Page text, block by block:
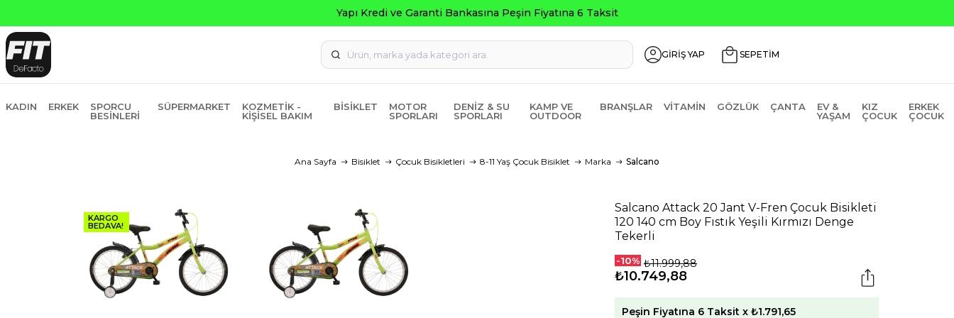
Seçili Ürünlerde ₺2000 Üzeri ₺200 İndirim Kodu: AGUSTOS200
GİRİŞ YAP SEPETİM
KADIN ERKEK
SPORCU
BESINLERI
SÜPERMARKET
KOZMETIK -
KIŞISEL BAKIM
BISIKLET
MOTOR
SPORLARI
DENIZ & SU
SPORLARI
KAMP VE
OUTDOOR
BRANŞLAR VITAMIN GÖZLÜK ÇANTA
EV &
YAŞAM
KIZ
ÇOCUK
ERKEK
ÇOCUK
Ana Sayfa Bisiklet Çocuk Bisikletleri 8-11 Yaş Çocuk Bisiklet Marka Salcano
KARGO
BEDAVA!
Salcano Attack 20 Jant V-Fren Çocuk Bisikleti
120 140 cm Boy Fıstık Yeşili Kırmızı Denge
Tekerli
-10% ₺11.999,88
₺10.749,88
Peşin Fiyatına 6 Taksit x ₺1.791,65